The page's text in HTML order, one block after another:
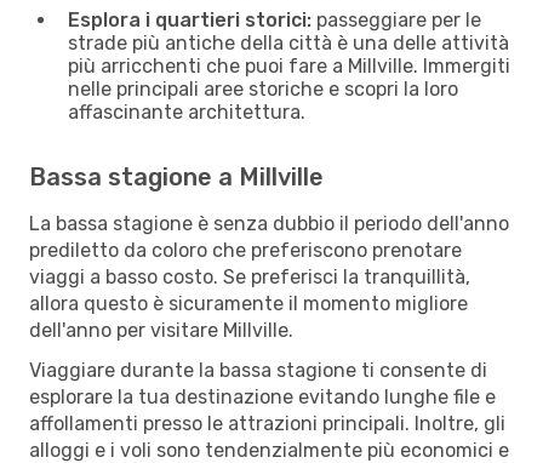
Esplora i quartieri storici: passeggiare per le
strade più antiche della città è una delle attività
più arricchenti che puoi fare a Millville. Immergiti
nelle principali aree storiche e scopri la loro
affascinante architettura.
Bassa stagione a Millville
La bassa stagione è senza dubbio il periodo dell'anno
prediletto da coloro che preferiscono prenotare
viaggi a basso costo. Se preferisci la tranquillità,
allora questo è sicuramente il momento migliore
dell'anno per visitare Millville.
Viaggiare durante la bassa stagione ti consente di
esplorare la tua destinazione evitando lunghe file e
affollamenti presso le attrazioni principali. Inoltre, gli
alloggi e i voli sono tendenzialmente più economici e